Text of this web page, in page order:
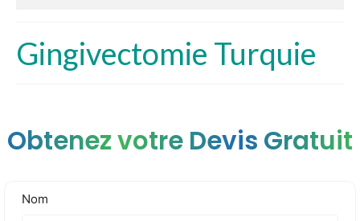
Clinique
Interventions
Tarifs
Gingivectomie Turquie
Obtenez votre Devis Gratuit